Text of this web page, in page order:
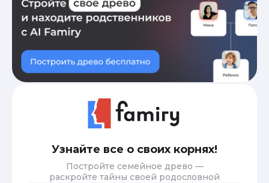
Узнайте все о своих корнях!
Постройте семейное древо —
раскройте тайны своей родословной